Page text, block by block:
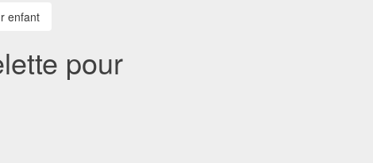
enfant
pour